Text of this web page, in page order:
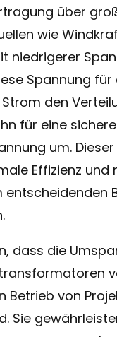
über
wie
niedrigerer
Spannung für
den
für eine
um.
Effizienz und
dass die
von
Sie